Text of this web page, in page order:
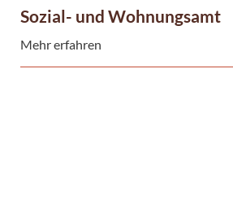
Sozial- und Wohnungsamt
Mehr erfahren